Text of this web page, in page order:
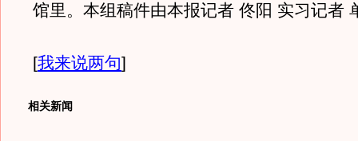
馆里。本组稿件由本报记者 佟阳 实习记者
[我来说两句]
相关新闻